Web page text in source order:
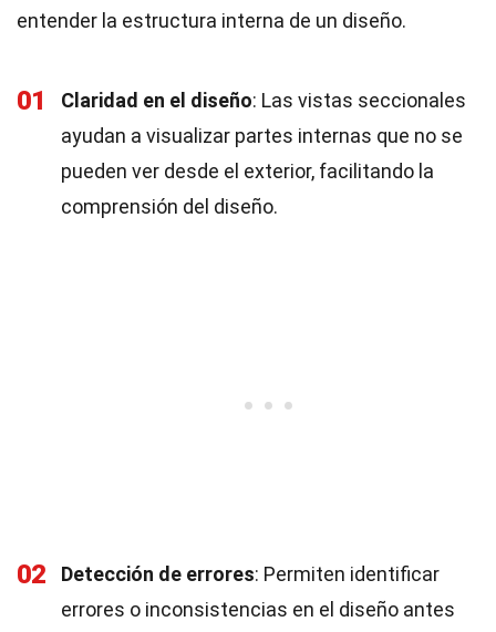
entender la estructura interna de un diseño.
01 Claridad en el diseño: Las vistas seccionales
ayudan a visualizar partes internas que no se
pueden ver desde el exterior, facilitando la
comprensión del diseño.
02 Detección de errores: Permiten identificar
errores o inconsistencias en el diseño antes